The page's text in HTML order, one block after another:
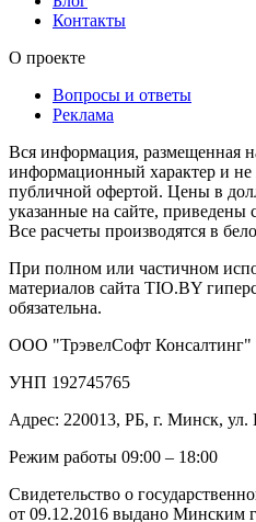
Контакты
О проекте
Вопросы и ответы
Реклама
Вся информация, размещенная
информационный характер и не
публичной офертой. Цены в
указанные на сайте,
Все расчеты производятся в
При полном или частичном
материалов сайта TIO.BY
обязательна.
ООО "ТрэвелСофт Консалтинг"
УНП 192745765
Адрес: 220013, РБ, г. Минск, ул.
Режим работы 09:00 – 18:00
Свидетельство о
от 09.12.2016 выдано Минским